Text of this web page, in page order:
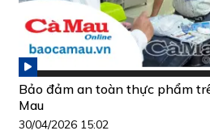
Bảo đảm an toàn thực phẩm
Mau
30/04/2026 15:02